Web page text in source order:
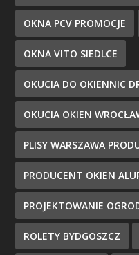
OKNA PCV PROMOCJE
OKNA VITO SIEDLCE
OKUCIA DO OKIENNIC
OKUCIA OKIEN
PLISY WARSZAWA
PRODUCENT OKIEN
PROJEKTOWANIE
ROLETY BYDGOSZCZ